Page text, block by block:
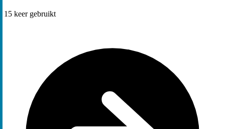
15 keer gebruikt